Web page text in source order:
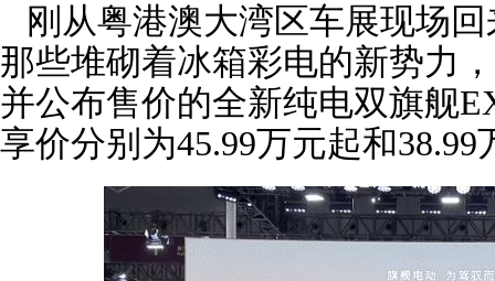
刚从粤港澳大湾区车展现场
那些堆砌着冰箱彩电的新势力
并公布售价的全新纯电双旗舰
享价分别为45.99万元起和38.99